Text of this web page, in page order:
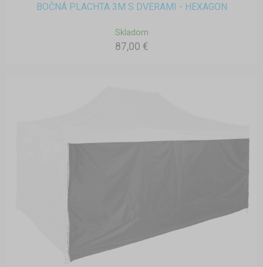
BOČNÁ PLACHTA 3M S DVERAMI - HEXAGON
Skladom
87,00 €